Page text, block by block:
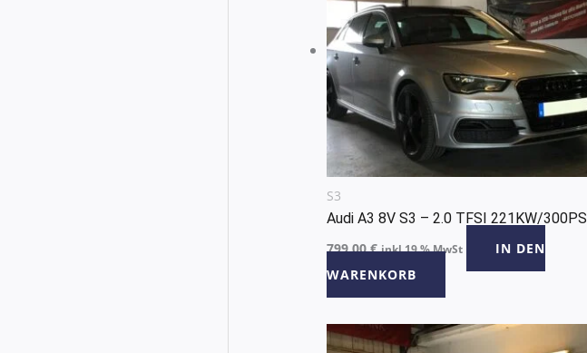
S3
Audi A3 8V S3 – 2.0 TFSI 221KW/300PS
799,00€ inkl 19 % MwSt
IN DEN
WARENKORB